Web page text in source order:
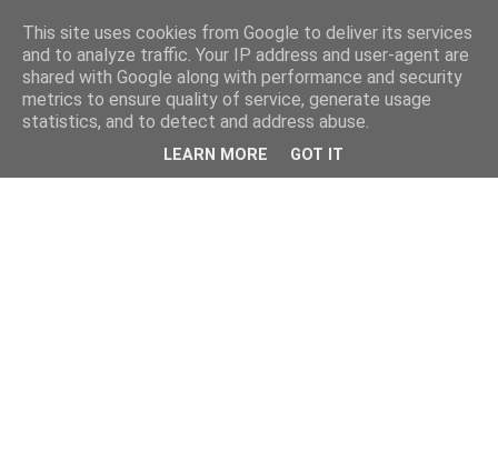
This site uses cookies from Google to deliver its services
and to analyze traffic. Your IP address and user-agent are
shared with Google along with performance and security
metrics to ensure quality of service, generate usage
statistics, and to detect and address abuse.
LEARN MORE GOT IT